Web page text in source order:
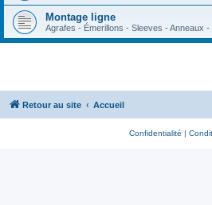
Montage ligne
Agrafes - Émerillons - Sleeves - Anneaux -
Retour au site Accueil
Confidentialité |